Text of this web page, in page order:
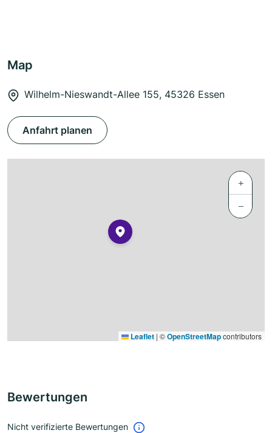
Map
Wilhelm-Nieswandt-Allee 155, 45326 Essen
Anfahrt planen
+
−
Leaflet | ©OpenStreetMapcontributors
Bewertungen
Nicht verifizierte Bewertungen